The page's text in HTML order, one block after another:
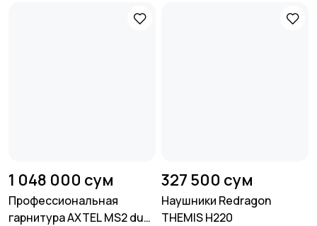
1 048 000 сум
Профессиональная
гарнитура AXTEL MS2 duo
327 500 сум
Наушники Redragon
THEMIS H220